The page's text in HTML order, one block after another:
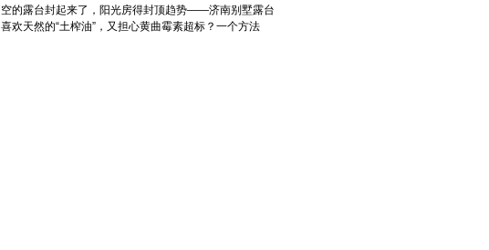
空的露台封起来了，阳光房得封顶趋势——济南别墅露台
喜欢天然的“土榨油”，又担心黄曲霉素超标？一个方法